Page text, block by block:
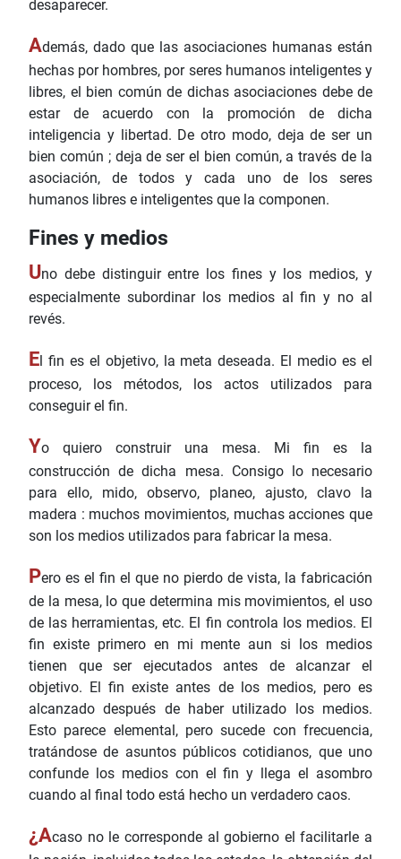
desaparecer.
Además, dado que las asociaciones humanas están
hechas por hombres, por seres humanos inteligentes y
libres, el bien común de dichas asociaciones debe de
estar de acuerdo con la promoción de dicha
inteligencia y libertad. De otro modo, deja de ser un
bien común ; deja de ser el bien común, a través de la
asociación, de todos y cada uno de los seres
humanos libres e inteligentes que la componen.
Fines y medios
Uno debe distinguir entre los fines y los medios, y
especialmente subordinar los medios al fin y no al
revés.
El fin es el objetivo, la meta deseada. El medio es el
proceso, los métodos, los actos utilizados para
conseguir el fin.
Yo quiero construir una mesa. Mi fin es la
construcción de dicha mesa. Consigo lo necesario
para ello, mido, observo, planeo, ajusto, clavo la
madera : muchos movimientos, muchas acciones que
son los medios utilizados para fabricar la mesa.
Pero es el fin el que no pierdo de vista, la fabricación
de la mesa, lo que determina mis movimientos, el uso
de las herramientas, etc. El fin controla los medios. El
fin existe primero en mi mente aun si los medios
tienen que ser ejecutados antes de alcanzar el
objetivo. El fin existe antes de los medios, pero es
alcanzado después de haber utilizado los medios.
Esto parece elemental, pero sucede con frecuencia,
tratándose de asuntos públicos cotidianos, que uno
confunde los medios con el fin y llega el asombro
cuando al final todo está hecho un verdadero caos.
¿Acaso no le corresponde al gobierno el facilitarle a